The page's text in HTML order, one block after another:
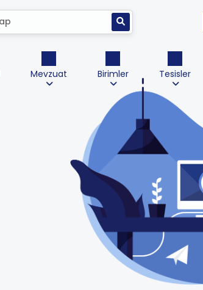
Mevzuat Birimler Tesisler